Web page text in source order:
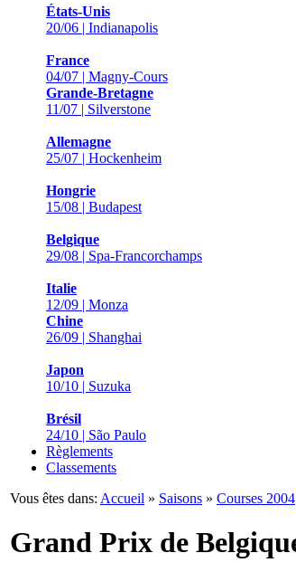
États-Unis
20/06 | Indianapolis
France
04/07 | Magny-Cours
Grande-Bretagne
11/07 | Silverstone
Allemagne
25/07 | Hockenheim
Hongrie
15/08 | Budapest
Belgique
29/08 | Spa-Francorchamps
Italie
12/09 | Monza
Chine
26/09 | Shanghai
Japon
10/10 | Suzuka
Brésil
24/10 | São Paulo
Règlements
Classements
Vous êtes dans: Accueil » Saisons » Courses 2004
Grand Prix de